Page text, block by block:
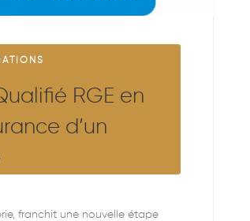
RGE en
d’un
franchit une nouvelle étape